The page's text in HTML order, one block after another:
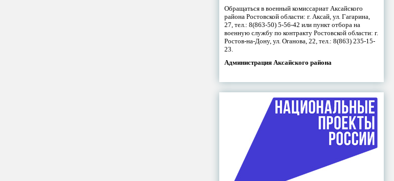
Обращаться в военный комиссариат Аксайского
района Ростовской области: г. Аксай, ул. Гагарина,
27, тел.: 8(863-50) 5-56-42 или пункт отбора на
военную службу по контракту Ростовской области: г.
Ростов-на-Дону, ул. Оганова, 22, тел.: 8(863) 235-15-
23.
Администрация Аксайского района